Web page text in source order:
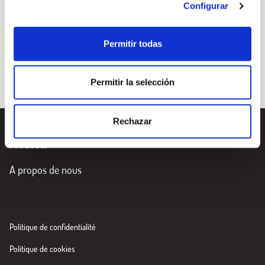
Configurar
Permitir todas
Permitir la selección
Rechazar
les noix, les cuillerées d’huile d’olive et les trois cuillères
Products
A propos de nous
Politique de confidentialité
Politique de cookies